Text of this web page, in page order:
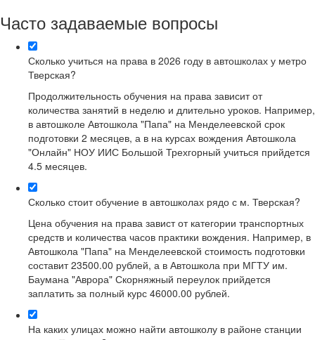
Часто задаваемые вопросы
Сколько учиться на права в 2026 году в автошколах у метро
Тверская?
Продолжительность обучения на права зависит от
количества занятий в неделю и длительно уроков. Например,
в автошколе Автошкола "Папа" на Менделеевской срок
подготовки 2 месяцев, а в на курсах вождения Автошкола
"Онлайн" НОУ ИИС Большой Трехгорный учиться прийдется
4.5 месяцев.
Сколько стоит обучение в автошколах рядо с м. Тверская?
Цена обучения на права завист от категории транспортных
средств и количества часов практики вождения. Например, в
Автошкола "Папа" на Менделеевской стоимость подготовки
составит 23500.00 рублей, а в Автошкола при МГТУ им.
Баумана "Аврора" Скорняжный переулок прийдется
заплатить за полный курс 46000.00 рублей.
На каких улицах можно найти автошколу в районе станции